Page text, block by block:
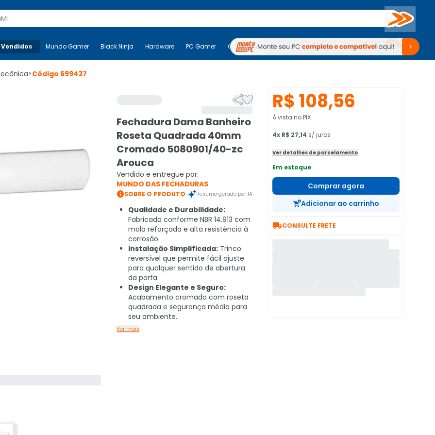
Buscar
Mais-v- Mundo Gamer Black Ninja Hardware PC Gamer Computadores Periféricos TV Venda no KaBuM!
Mundo Gamer Black Ninja Hardware PC Gamer Computadores Periféricos TV Venda no KaBuM!
>Código 699437

Fechadura Dama Banheiro
Roseta Quadrada 40mm
Cromado 5080901/40-zc
Arouca
Vendido e entregue por:
MUNDO DAS FECHADURAS
SOBRE O PRODUTO Resumo gerado por IA
Qualidade e Durabilidade:
Fabricada conforme NBR 14.913 com
mola reforçada e alta resistência à
corrosão.
Instalação Simplificada: Trinco
reversível que permite fácil ajuste
para qualquer sentido de abertura
da porta.
Design Elegante e Seguro:
Acabamento cromado com roseta
quadrada e segurança média para
seu ambiente.
Ver mais
R$ 108,56
À vista no PIX
4x R$ 27,14 s/ juros
Ver detalhes de parcelamento
Em estoque
Comprar agora
Adicionar ao carrinho
CONSULTE FRETE